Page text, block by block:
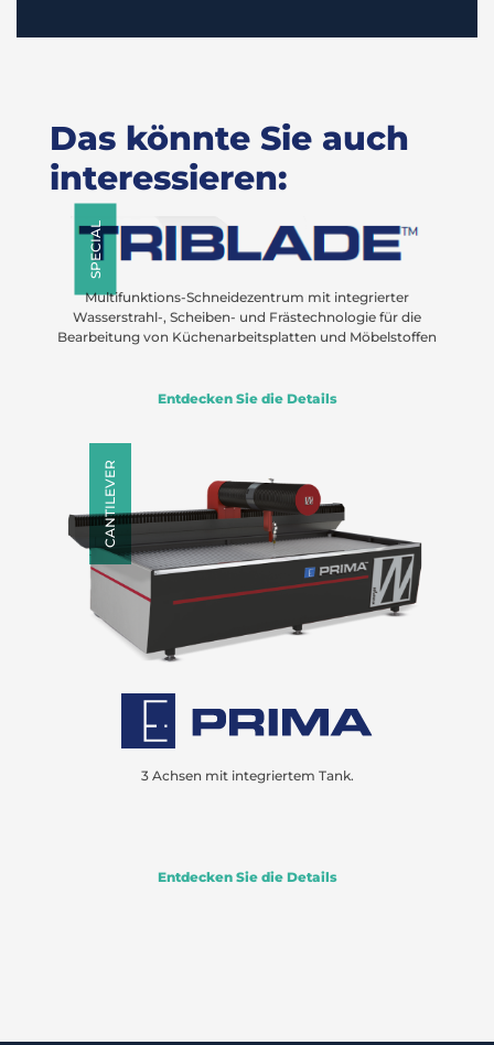
Das könnte Sie auch
interessieren:
SPECIAL
Multifunktions-Schneidezentrum mit integrierter
Wasserstrahl-, Scheiben- und Frästechnologie für die
Bearbeitung von Küchenarbeitsplatten und Möbelstoffen
Entdecken Sie die Details
CANTILEVER
3 Achsen mit integriertem Tank.
Entdecken Sie die Details